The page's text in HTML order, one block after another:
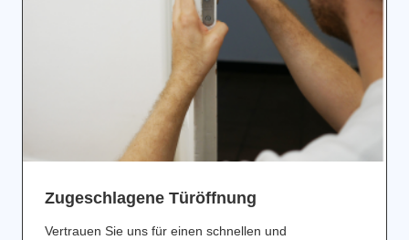
Zugeschlagene Türöffnung
Vertrauen Sie uns für einen schnellen und